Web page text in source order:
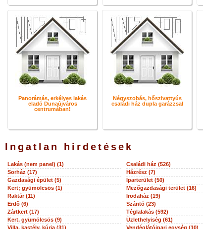
Panorámás, erkélyes lakás
eladó Dunaújváros
centrumában!
Négyszobás, hőszivattyús
családi ház dupla garázzsal
Ingatlan hirdetések
Lakás (nem panel) (1) Családi ház (526)
Sorház (17)
Házrész (7)
Gazdasági épület (5)
Iparterület (50)
Kert; gyümölcsös (1)
Mezőgazdasági terület (16)
Raktár (11)
Irodaház (19)
Erdő (6)
Szántó (23)
Zártkert (17)
Téglalakás (592)
Kert, gyümölcsös (9)
Üzlethelyiség (61)
Villa, kastély, kúria (31)
Vendéglátóipari egység (10)